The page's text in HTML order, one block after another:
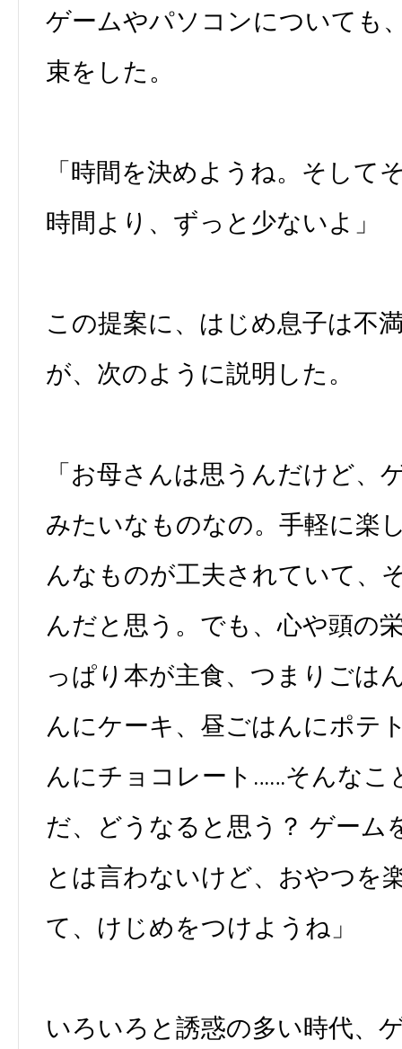
ゲームやパソコンについても
束をした。
「時間を決めようね。そして
時間より、ずっと少ないよ」
この提案に、はじめ息子は不
が、次のように説明した。
「お母さんは思うんだけど、
みたいなものなの。手軽に楽
んなものが工夫されていて、
んだと思う。でも、心や頭の
っぱり本が主食、つまりごは
んにケーキ、昼ごはんにポテ
んにチョコレート……そんなこ
だ、どうなると思う？ ゲーム
とは言わないけど、おやつを
て、けじめをつけようね」
いろいろと誘惑の多い時代、